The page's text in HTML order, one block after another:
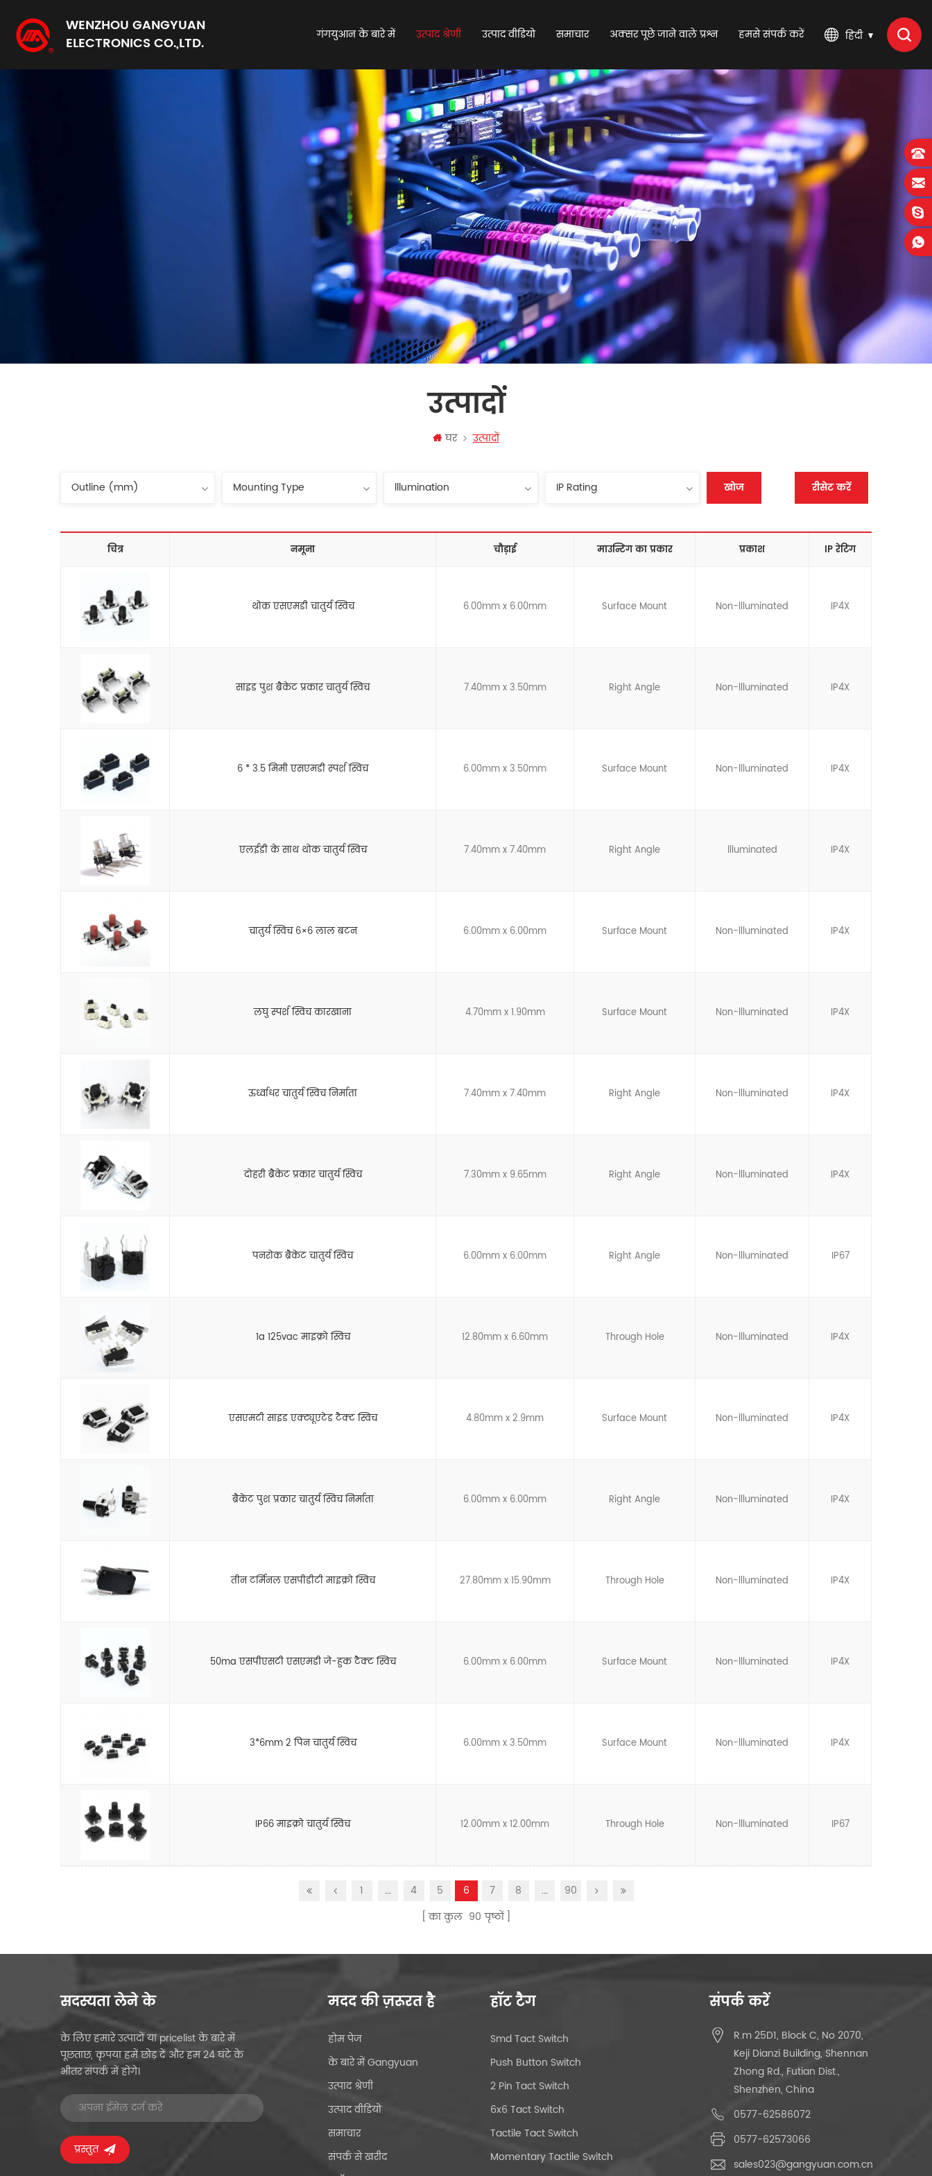
WENZHOU GANGYUAN
ELECTRONICS CO.,LTD.
हिंदी
गंगयुआन के बारे में उत्पाद श्रेणी उत्पाद वीडियो समाचार अक्सर पूछे जाने वाले प्रश्न हमसे संपर्क करें
उत्पादों
घर उत्पादों
खोज रीसेट करें
चित्र नमूना चौड़ाई माउन्टिंग का प्रकार प्रकाश IP रेटिंग
थोक एसएमडी चातुर्य स्विच 6.00mm x 6.00mm Surface Mount Non-llluminated IP4X
साइड पुश ब्रैकेट प्रकार चातुर्य स्विच 7.40mm x 3.50mm Right Angle Non-llluminated IP4X
6 * 3.5 मिमी एसएमडी स्पर्श स्विच 6.00mm x 3.50mm Surface Mount Non-llluminated IP4X
एलईडी के साथ थोक चातुर्य स्विच 7.40mm x 7.40mm Right Angle llluminated IP4X
चातुर्य स्विच 6×6 लाल बटन 6.00mm x 6.00mm Surface Mount Non-llluminated IP4X
लघु स्पर्श स्विच कारखाना 4.70mm x 1.90mm Surface Mount Non-llluminated IP4X
ऊर्ध्वाधर चातुर्य स्विच निर्माता 7.40mm x 7.40mm Right Angle Non-llluminated IP4X
दोहरी ब्रैकेट प्रकार चातुर्य स्विच 7.30mm x 9.65mm Right Angle Non-llluminated IP4X
पनरोक ब्रैकेट चातुर्य स्विच 6.00mm x 6.00mm Right Angle Non-llluminated IP67
1a 125vac माइक्रो स्विच 12.80mm x 6.60mm Through Hole Non-llluminated IP4X
एसएमटी साइड एक्ट्यूएटेड टैक्ट स्विच 4.80mm x 2.9mm Surface Mount Non-llluminated IP4X
ब्रैकेट पुश प्रकार चातुर्य स्विच निर्माता 6.00mm x 6.00mm Right Angle Non-llluminated IP4X
तीन टर्मिनल एसपीडीटी माइक्रो स्विच 27.80mm x 15.90mm Through Hole Non-llluminated IP4X
50ma एसपीएसटी एसएमडी जे-हुक टैक्ट स्विच 6.00mm x 6.00mm Surface Mount Non-llluminated IP4X
3*6mm 2 पिन चातुर्य स्विच 6.00mm x 3.50mm Surface Mount Non-llluminated IP4X
IP66 माइक्रो चातुर्य स्विच 12.00mm x 12.00mm Through Hole Non-llluminated IP67
1 ... 4 5 6 7 8 ...
90
का कुल 90 पृष्ठों
सदस्यता लेने के
के लिए हमारे उत्पादों या pricelist के बारे में
पूछताछ, कृपया हमें छोड़ दें और हम 24 घंटे के
भीतर संपर्क में होंगे।
मदद की ज़रूरत है
होम पेज
के बारे में Gangyuan
उत्पाद श्रेणी
उत्पाद वीडियो
समाचार
संपर्क से खरीद
हॉट टैग
Smd Tact Switch
Push Button Switch
2 Pin Tact Switch
6x6 Tact Switch
Tactile Tact Switch
Momentary Tactile Switch
संपर्क करें
R.m 25D1, Block C, No 2070,
Keji Dianzi Building, Shennan
Zhong Rd., Futian Dist.,
Shenzhen, China
0577-62586072
0577-62573066
sales023@gangyuan.com.cn